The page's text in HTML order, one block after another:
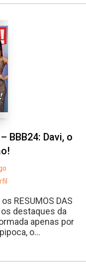
BBB24: Davi, o
RESUMOS DAS
os destaques da
apenas por
o...